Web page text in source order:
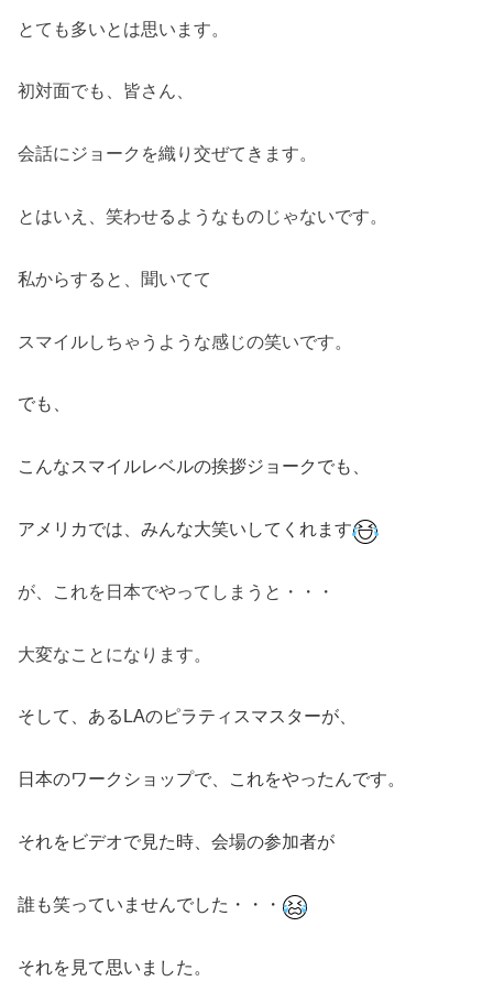
とても多いとは思います。
初対面でも、皆さん、
会話にジョークを織り交ぜてきます。
とはいえ、笑わせるようなものじゃないです。
私からすると、聞いてて
スマイルしちゃうような感じの笑いです。
でも、
こんなスマイルレベルの挨拶ジョークでも、
アメリカでは、みんな大笑いしてくれます
が、これを日本でやってしまうと・・・
大変なことになります。
そして、あるLAのピラティスマスターが、
日本のワークショップで、これをやったんです。
それをビデオで見た時、会場の参加者が
誰も笑っていませんでした・・・
それを見て思いました。